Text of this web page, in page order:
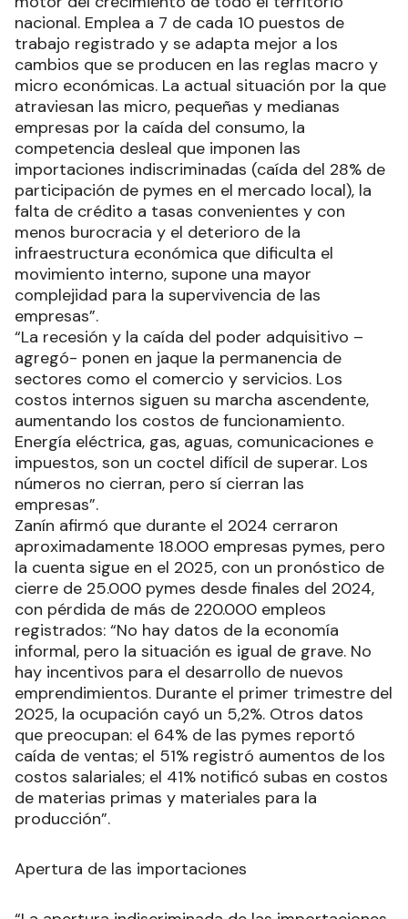
nacional. Emplea a 7 de cada 10 puestos de
trabajo registrado y se adapta mejor a los
cambios que se producen en las reglas macro y
micro económicas. La actual situación por la que
atraviesan las micro, pequeñas y medianas
empresas por la caída del consumo, la
competencia desleal que imponen las
importaciones indiscriminadas (caída del 28% de
participación de pymes en el mercado local), la
falta de crédito a tasas convenientes y con
menos burocracia y el deterioro de la
infraestructura económica que dificulta el
movimiento interno, supone una mayor
complejidad para la supervivencia de las
empresas”.
“La recesión y la caída del poder adquisitivo –
agregó- ponen en jaque la permanencia de
sectores como el comercio y servicios. Los
costos internos siguen su marcha ascendente,
aumentando los costos de funcionamiento.
Energía eléctrica, gas, aguas, comunicaciones e
impuestos, son un coctel difícil de superar. Los
números no cierran, pero sí cierran las
empresas”.
Zanín afirmó que durante el 2024 cerraron
aproximadamente 18.000 empresas pymes, pero
la cuenta sigue en el 2025, con un pronóstico de
cierre de 25.000 pymes desde finales del 2024,
con pérdida de más de 220.000 empleos
registrados: “No hay datos de la economía
informal, pero la situación es igual de grave. No
hay incentivos para el desarrollo de nuevos
emprendimientos. Durante el primer trimestre del
2025, la ocupación cayó un 5,2%. Otros datos
que preocupan: el 64% de las pymes reportó
caída de ventas; el 51% registró aumentos de los
costos salariales; el 41% notificó subas en costos
de materias primas y materiales para la
producción”.
Apertura de las importaciones